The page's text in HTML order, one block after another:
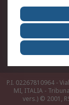
Chi Siamo
Supporto
Carriere
Press Centre
P.I. 02267810964 -
MI, ITALIA -
vers.) © 2001,